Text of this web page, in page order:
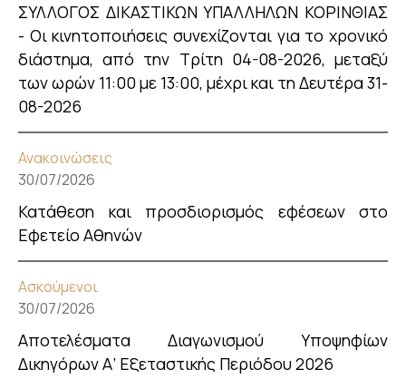
ΣΥΛΛΟΓΟΣ ΔΙΚΑΣΤΙΚΩΝ ΥΠΑΛΛΗΛΩΝ ΚΟΡΙΝΘΙΑΣ
- Οι κινητοποιήσεις συνεχίζονται για το χρονικό
διάστημα, από την Τρίτη 04-08-2026, μεταξύ
των ωρών 11:00 με 13:00, μέχρι και τη Δευτέρα 31-
08-2026
Ανακοινώσεις
30/07/2026
Κατάθεση και προσδιορισμός εφέσεων στο
Εφετείο Αθηνών
Ασκούμενοι
30/07/2026
Αποτελέσματα Διαγωνισμού Υποψηφίων
Δικηγόρων Α’ Εξεταστικής Περιόδου 2026